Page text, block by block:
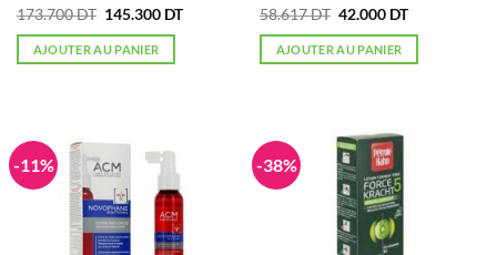
173.700DT Le
initial
était :
145.300 DTLe
AJOUTER AU PANIER
58.617DT Le
initial
était :
42.000 DTLe
actuel
AJOUTER AU PANIER
-11% -38%